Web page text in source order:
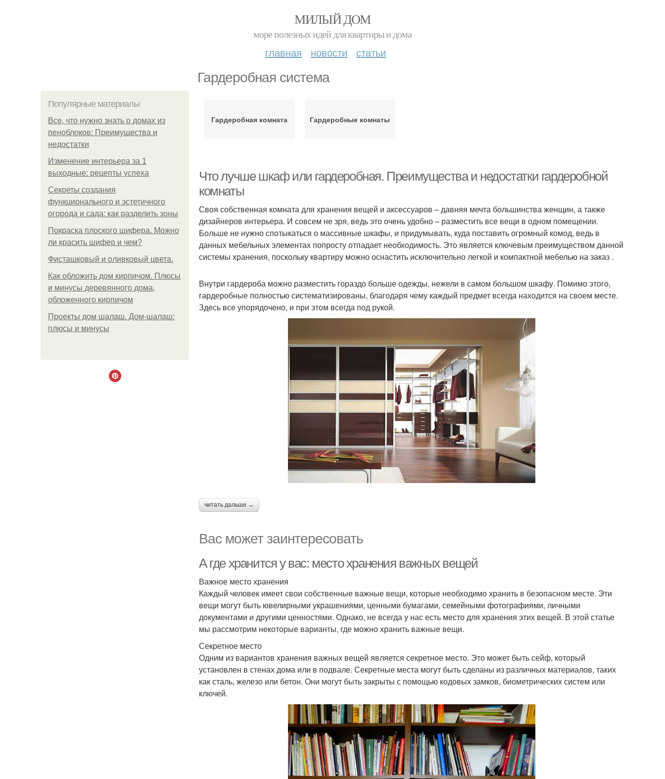
МИЛЫЙ ДОМ
море полезных идей для квартиры и дома
главная новости статьи
Гардеробная система
Популярные материалы
Все, что нужно знать о домах из
пеноблоков: Преимущества и
недостатки
Изменение интерьера за 1
выходные: рецепты успеха
Секреты создания
функционального и эстетичного
огорода и сада: как разделить зоны
Покраска плоского шифера. Можно
ли красить шифер и чем?
Фисташковый и оливковый цвета.
Как обложить дом кирпичом. Плюсы
и минусы деревянного дома,
обложенного кирпичом
Проекты дом шалаш. Дом-шалаш:
плюсы и минусы
Гардеробная комната Гардеробные комнаты
Что лучше шкаф или гардеробная. Преимущества и недостатки гардеробной
комнаты
Своя собственная комната для хранения вещей и аксессуаров – давняя мечта большинства женщин, а также
дизайнеров интерьера. И совсем не зря, ведь это очень удобно – разместить все вещи в одном помещении.
Больше не нужно спотыкаться о массивные шкафы, и придумывать, куда поставить огромный комод, ведь в
данных мебельных элементах попросту отпадает необходимость. Это является ключевым преимуществом данной
системы хранения, поскольку квартиру можно оснастить исключительно легкой и компактной мебелью на заказ .
Внутри гардероба можно разместить гораздо больше одежды, нежели в самом большом шкафу. Помимо этого,
гардеробные полностью систематизированы, благодаря чему каждый предмет всегда находится на своем месте.
Здесь все упорядочено, и при этом всегда под рукой.
читать дальше →
Вас может заинтересовать
А где хранится у вас: место хранения важных вещей
Важное место хранения
Каждый человек имеет свои собственные важные вещи, которые необходимо хранить в безопасном месте. Эти
вещи могут быть ювелирными украшениями, ценными бумагами, семейными фотографиями, личными
документами и другими ценностями. Однако, не всегда у нас есть место для хранения этих вещей. В этой статье
мы рассмотрим некоторые варианты, где можно хранить важные вещи.
Секретное место
Одним из вариантов хранения важных вещей является секретное место. Это может быть сейф, который
установлен в стенах дома или в подвале. Секретные места могут быть сделаны из различных материалов, таких
как сталь, железо или бетон. Они могут быть закрыты с помощью кодовых замков, биометрических систем или
ключей.